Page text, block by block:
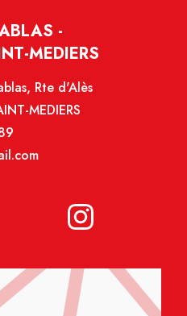
-
MEDIERS
Rte d'Alès
MEDIERS